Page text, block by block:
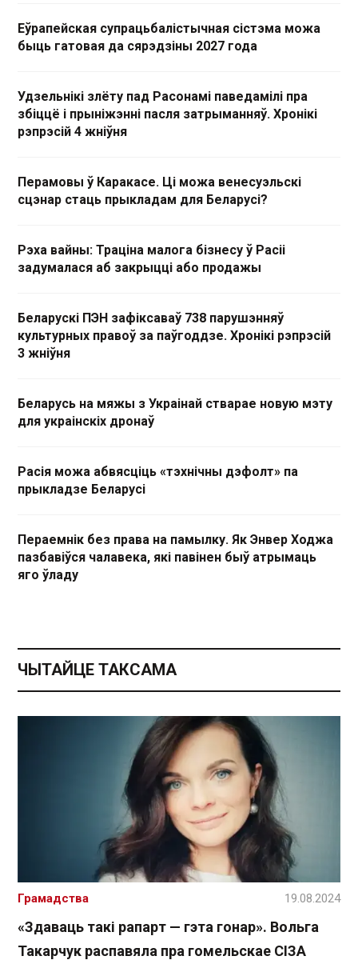
Еўрапейская супрацьбалістычная сістэма можа
быць гатовая да сярэдзіны 2027 года
Удзельнікі злёту пад Расонамі паведамілі пра
збіццё і прыніжэнні пасля затрыманняў. Хронікі
рэпрэсій 4 жніўня
Перамовы ў Каракасе. Ці можа венесуэльскі
сцэнар стаць прыкладам для Беларусі?
Рэха вайны: Траціна малога бізнесу ў Расіі
задумалася аб закрыцці або продажы
Беларускі ПЭН зафіксаваў 738 парушэнняў
культурных правоў за паўгоддзе. Хронікі рэпрэсій
3 жніўня
Беларусь на мяжы з Украінай стварае новую мэту
для украінскіх дронаў
Расія можа абвясціць «тэхнічны дэфолт» па
прыкладзе Беларусі
Пераемнік без права на памылку. Як Энвер Ходжа
пазбавіўся чалавека, які павінен быў атрымаць
яго ўладу
ЧЫТАЙЦЕ ТАКСАМА
«Здаваць такі рапарт — гэта гонар». Вольга
Такарчук распавяла пра гомельскае СІЗА
Грамадства 19.08.2024